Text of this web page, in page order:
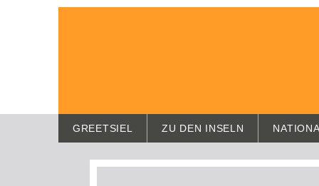
GREETSIEL ZU DEN INSELN